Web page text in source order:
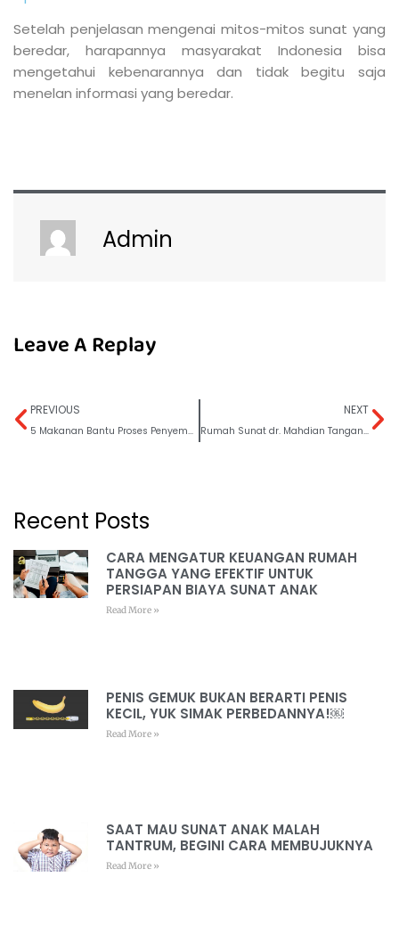
Setelah penjelasan mengenai mitos-mitos sunat yang
beredar, harapannya masyarakat Indonesia bisa
mengetahui kebenarannya dan tidak begitu saja
menelan informasi yang beredar.
Admin
Leave A Replay
PREVIOUS
5 Makanan Bantu Proses Penyembuhan Metode Sunat Klamp
NEXT
Rumah Sunat dr. Mahdian Tangani Kasus Sunat Fimosis
Recent Posts
CARA MENGATUR KEUANGAN RUMAH
TANGGA YANG EFEKTIF UNTUK
PERSIAPAN BIAYA SUNAT ANAK
Read More »
PENIS GEMUK BUKAN BERARTI PENIS
KECIL, YUK SIMAK PERBEDANNYA!￼
Read More »
SAAT MAU SUNAT ANAK MALAH
TANTRUM, BEGINI CARA MEMBUJUKNYA
Read More »